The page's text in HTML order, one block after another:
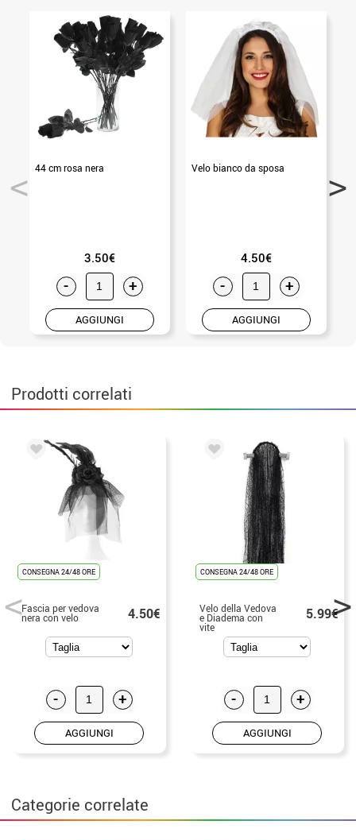
44 cm rosa nera
3.50€
- +
AGGIUNGI
Velo bianco da sposa
4.50€
- +
AGGIUNGI
Prodotti correlati
CONSEGNA 24/48 ORE
Fascia per vedova
nera con velo 4.50€
- +
AGGIUNGI
CONSEGNA 24/48 ORE
Velo della Vedova
e Diadema con
vite
5.99€
- +
AGGIUNGI
Categorie correlate